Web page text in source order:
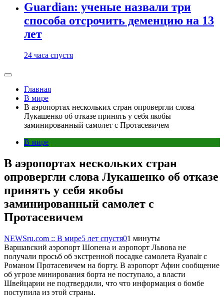
Guardian: ученые назвали три
способа отсрочить деменцию на 13
лет
24 часа спустя
Главная
В мире
В аэропортах нескольких стран опровергли слова
Лукашенко об отказе принять у себя якобы
заминированный самолет c Протасевичем
В мире
В аэропортах нескольких стран
опровергли слова Лукашенко об отказе
принять у себя якобы
заминированный самолет c
Протасевичем
NEWSru.com :: В мире5 лет спустя01 минуты
Варшавский аэропорт Шопена и аэропорт Львова не
получали просьб об экстренной посадке самолета Ryanair с
Романом Протасевичем на борту. В аэропорт Афин сообщение
об угрозе минирования борта не поступало, а власти
Швейцарии не подтвердили, что что информация о бомбе
поступила из этой страны.